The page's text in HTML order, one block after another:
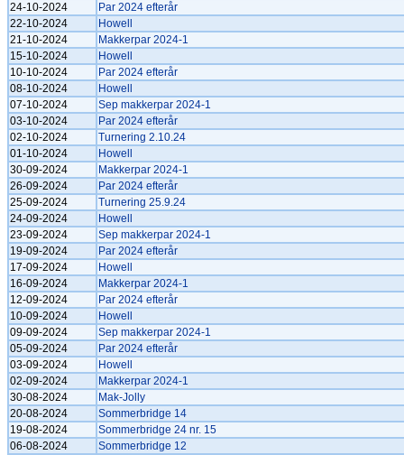
24-10-2024
Par 2024 efterår
22-10-2024
Howell
21-10-2024
Makkerpar 2024-1
15-10-2024
Howell
10-10-2024
Par 2024 efterår
08-10-2024
Howell
07-10-2024
Sep makkerpar 2024-1
03-10-2024
Par 2024 efterår
02-10-2024
Turnering 2.10.24
01-10-2024
Howell
30-09-2024
Makkerpar 2024-1
26-09-2024
Par 2024 efterår
25-09-2024
Turnering 25.9.24
24-09-2024
Howell
23-09-2024
Sep makkerpar 2024-1
19-09-2024
Par 2024 efterår
17-09-2024
Howell
16-09-2024
Makkerpar 2024-1
12-09-2024
Par 2024 efterår
10-09-2024
Howell
09-09-2024
Sep makkerpar 2024-1
05-09-2024
Par 2024 efterår
03-09-2024
Howell
02-09-2024
Makkerpar 2024-1
30-08-2024
Mak-Jolly
20-08-2024
Sommerbridge 14
19-08-2024
Sommerbridge 24 nr. 15
06-08-2024
Sommerbridge 12